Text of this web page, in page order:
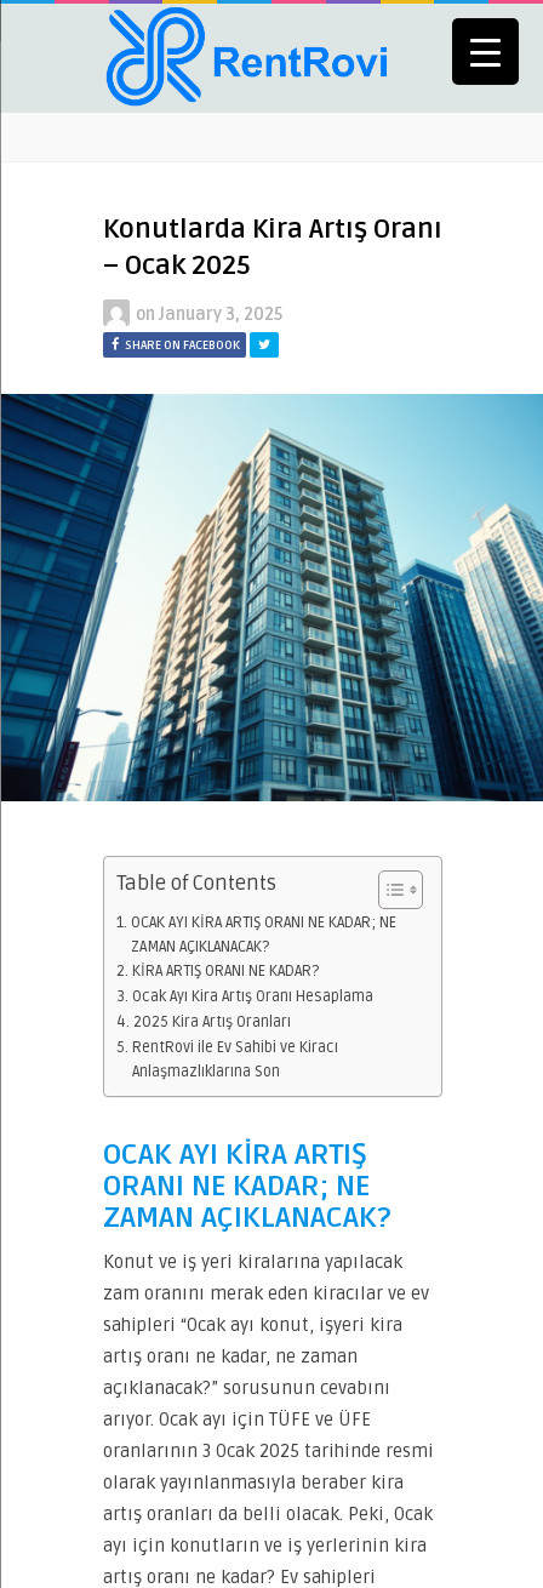
Konutlarda Kira Artış Oranı
– Ocak 2025
on January 3, 2025
SHARE ON FACEBOOK
Table of Contents
OCAK AYI KİRA ARTIŞ ORANI NE KADAR; NE
ZAMAN AÇIKLANACAK?
KİRA ARTIŞ ORANI NE KADAR?
Ocak Ayı Kira Artış Oranı Hesaplama
2025 Kira Artış Oranları
RentRovi ile Ev Sahibi ve Kiracı
Anlaşmazlıklarına Son
OCAK AYI KİRA ARTIŞ
ORANI NE KADAR; NE
ZAMAN AÇIKLANACAK?
Konut ve iş yeri kiralarına yapılacak
zam oranını merak eden kiracılar ve ev
sahipleri “Ocak ayı konut, işyeri kira
artış oranı ne kadar, ne zaman
açıklanacak?” sorusunun cevabını
arıyor. Ocak ayı için TÜFE ve ÜFE
oranlarının 3 Ocak 2025 tarihinde resmi
olarak yayınlanmasıyla beraber kira
artış oranları da belli olacak. Peki, Ocak
ayı için konutların ve iş yerlerinin kira
artış oranı ne kadar? Ev sahipleri